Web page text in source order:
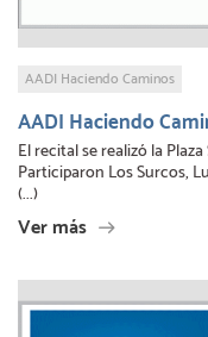
AADI Haciendo Caminos
AADI Haciendo
El recital se realizó la
Participaron Los Surcos,
(...)
Ver más